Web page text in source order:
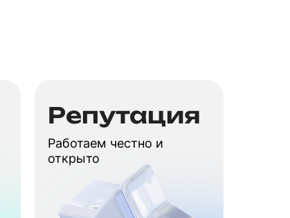
Репутация
Работаем честно и
открыто